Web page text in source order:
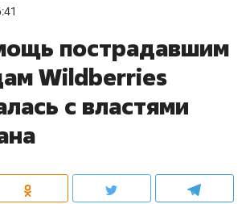
пострадавшим
Wildberries
с властями